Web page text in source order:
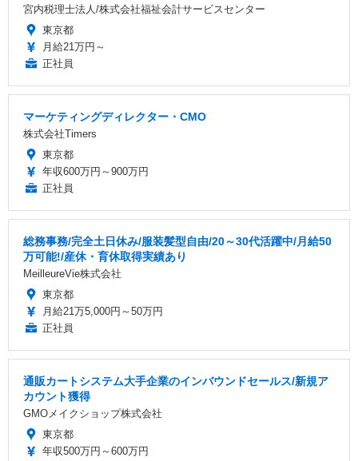
宮内税理士法人/株式会社福祉会計サービスセンター
東京都
月給21万円～
正社員
マーケティングディレクター・CMO
株式会社Timers
東京都
年収600万円～900万円
正社員
総務事務/完全土日休み/服装髪型自由/20～30代活躍中/月給50
万可能!/産休・育休取得実績あり
MeilleureVie株式会社
東京都
月給21万5,000円～50万円
正社員
通販カートシステム大手企業のインバウンドセールス/新規ア
カウント獲得
GMOメイクショップ株式会社
東京都
年収500万円～600万円